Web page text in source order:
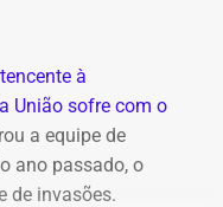
à
União sofre com o
a equipe de
ano passado, o
de invasões.